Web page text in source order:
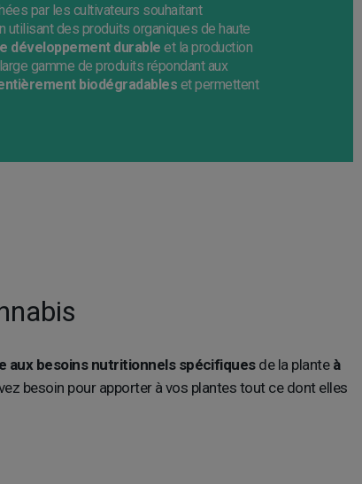
par les cultivateurs souhaitant
utilisant des produits organiques de haute
développement durable et la production
gamme de produits répondant aux
biodégradables et permettent
aux besoins nutritionnels spécifiquesde la plante à
besoin pour apporter à vos plantes tout ce dont elles